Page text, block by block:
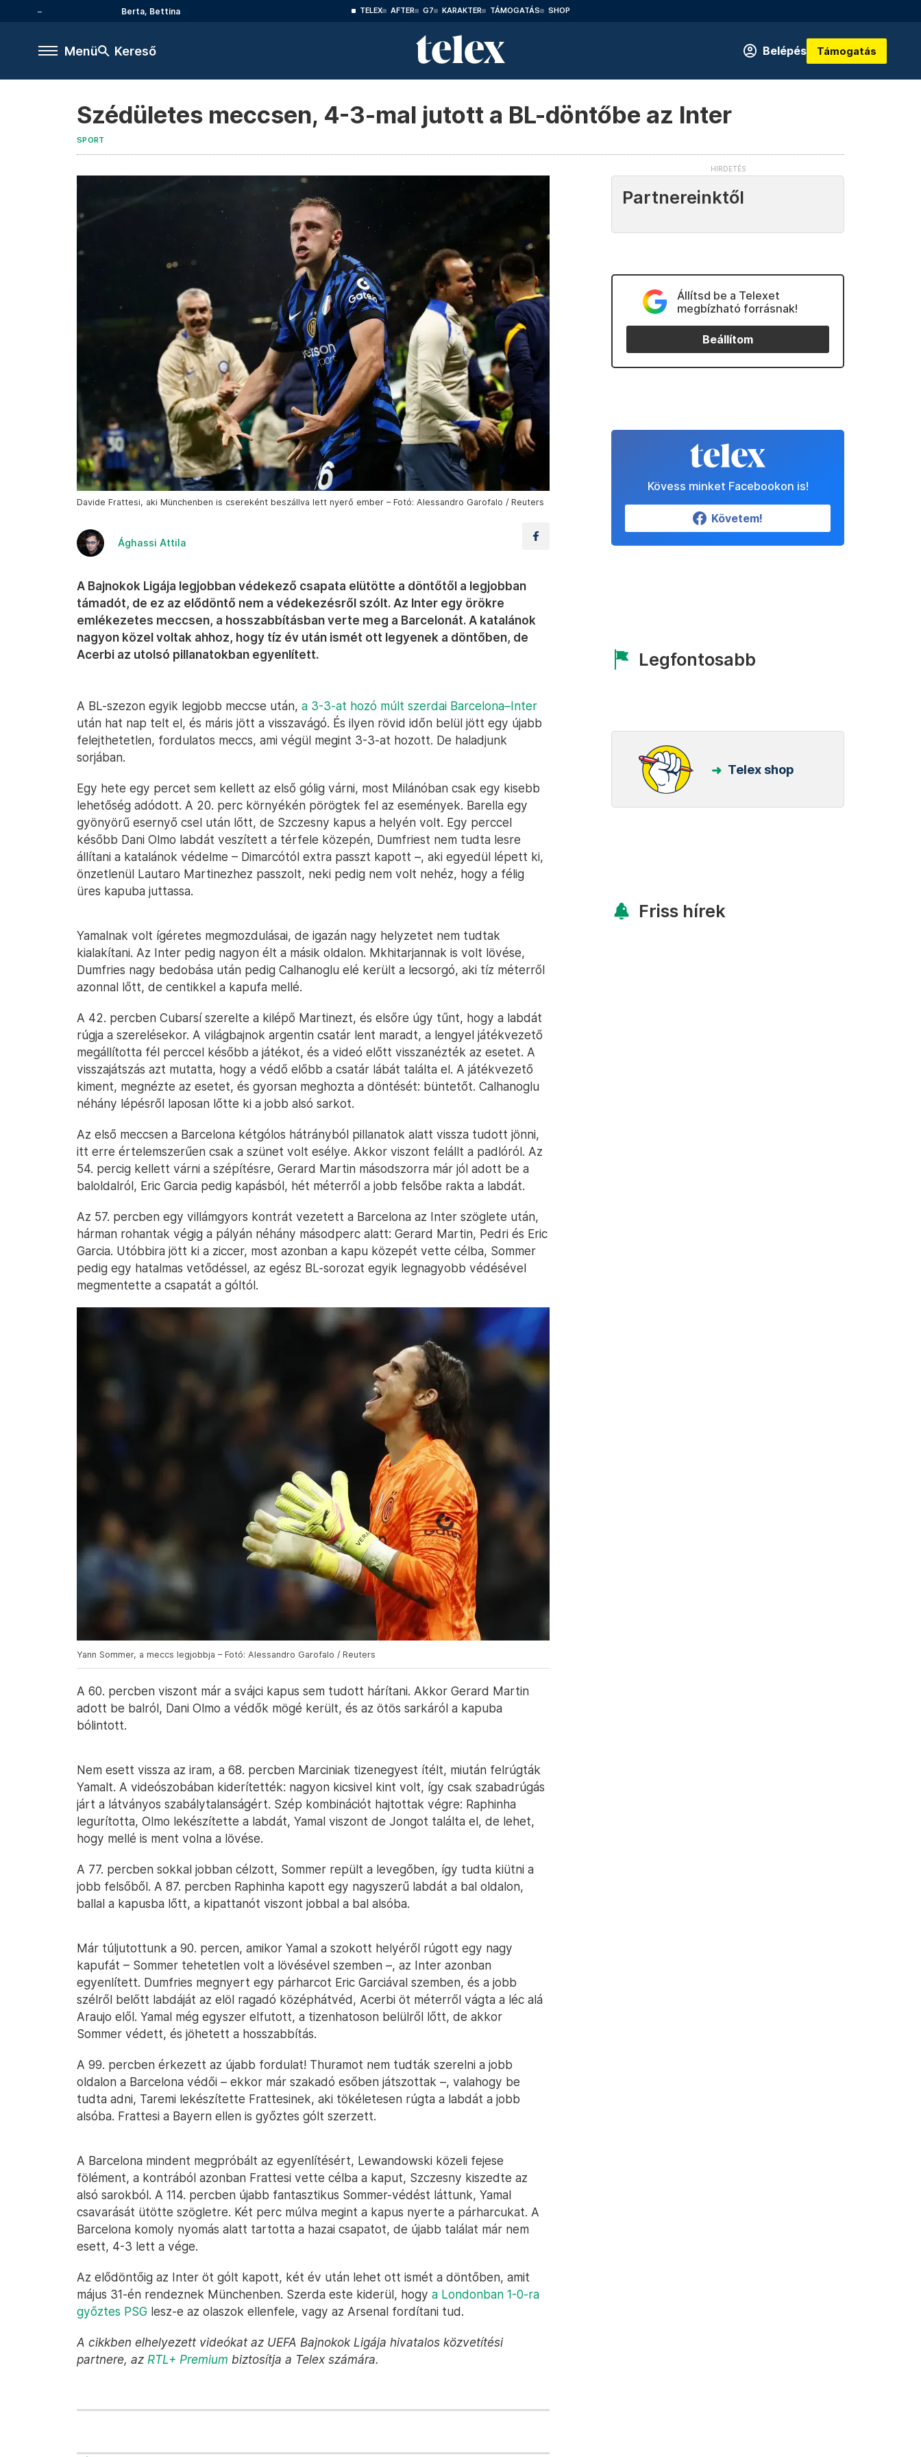
Berta, Bettina TELEX AFTER G7 KARAKTER TÁMOGATÁS SHOP
Menü Kereső Belépés Támogatás
Szédületes meccsen, 4-3-mal jutott a BL-döntőbe az Inter
SPORT
Davide Frattesi, aki Münchenben is csereként beszállva lett nyerő ember – Fotó: Alessandro Garofalo / Reuters
Ághassi Attila
A Bajnokok Ligája legjobban védekező csapata elütötte a döntőtől a legjobban
támadót, de ez az elődöntő nem a védekezésről szólt. Az Inter egy örökre
emlékezetes meccsen, a hosszabbításban verte meg a Barcelonát. A katalánok
nagyon közel voltak ahhoz, hogy tíz év után ismét ott legyenek a döntőben, de
Acerbi az utolsó pillanatokban egyenlített.
A BL-szezon egyik legjobb meccse után, a 3-3-at hozó múlt szerdai Barcelona–Inter
után hat nap telt el, és máris jött a visszavágó. És ilyen rövid időn belül jött egy újabb
felejthetetlen, fordulatos meccs, ami végül megint 3-3-at hozott. De haladjunk
sorjában.
Egy hete egy percet sem kellett az első gólig várni, most Milánóban csak egy kisebb
lehetőség adódott. A 20. perc környékén pörögtek fel az események. Barella egy
gyönyörű esernyő csel után lőtt, de Szczesny kapus a helyén volt. Egy perccel
később Dani Olmo labdát veszített a térfele közepén, Dumfriest nem tudta lesre
állítani a katalánok védelme – Dimarcótól extra passzt kapott –, aki egyedül lépett ki,
önzetlenül Lautaro Martinezhez passzolt, neki pedig nem volt nehéz, hogy a félig
üres kapuba juttassa.
Yamalnak volt ígéretes megmozdulásai, de igazán nagy helyzetet nem tudtak
kialakítani. Az Inter pedig nagyon élt a másik oldalon. Mkhitarjannak is volt lövése,
Dumfries nagy bedobása után pedig Calhanoglu elé került a lecsorgó, aki tíz méterről
azonnal lőtt, de centikkel a kapufa mellé.
A 42. percben Cubarsí szerelte a kilépő Martinezt, és elsőre úgy tűnt, hogy a labdát
rúgja a szerelésekor. A világbajnok argentin csatár lent maradt, a lengyel játékvezető
megállította fél perccel később a játékot, és a videó előtt visszanézték az esetet. A
visszajátszás azt mutatta, hogy a védő előbb a csatár lábát találta el. A játékvezető
kiment, megnézte az esetet, és gyorsan meghozta a döntését: büntetőt. Calhanoglu
néhány lépésről laposan lőtte ki a jobb alsó sarkot.
Az első meccsen a Barcelona kétgólos hátrányból pillanatok alatt vissza tudott jönni,
itt erre értelemszerűen csak a szünet volt esélye. Akkor viszont felállt a padlóról. Az
54. percig kellett várni a szépítésre, Gerard Martin másodszorra már jól adott be a
baloldalról, Eric Garcia pedig kapásból, hét méterről a jobb felsőbe rakta a labdát.
Az 57. percben egy villámgyors kontrát vezetett a Barcelona az Inter szöglete után,
hárman rohantak végig a pályán néhány másodperc alatt: Gerard Martin, Pedri és Eric
Garcia. Utóbbira jött ki a ziccer, most azonban a kapu közepét vette célba, Sommer
pedig egy hatalmas vetődéssel, az egész BL-sorozat egyik legnagyobb védésével
megmentette a csapatát a góltól.
Yann Sommer, a meccs legjobbja – Fotó: Alessandro Garofalo / Reuters
A 60. percben viszont már a svájci kapus sem tudott hárítani. Akkor Gerard Martin
adott be balról, Dani Olmo a védők mögé került, és az ötös sarkáról a kapuba
bólintott.
Nem esett vissza az iram, a 68. percben Marciniak tizenegyest ítélt, miután felrúgták
Yamalt. A videószobában kiderítették: nagyon kicsivel kint volt, így csak szabadrúgás
járt a látványos szabálytalanságért. Szép kombinációt hajtottak végre: Raphinha
legurította, Olmo lekészítette a labdát, Yamal viszont de Jongot találta el, de lehet,
hogy mellé is ment volna a lövése.
A 77. percben sokkal jobban célzott, Sommer repült a levegőben, így tudta kiütni a
jobb felsőből. A 87. percben Raphinha kapott egy nagyszerű labdát a bal oldalon,
ballal a kapusba lőtt, a kipattanót viszont jobbal a bal alsóba.
Már túljutottunk a 90. percen, amikor Yamal a szokott helyéről rúgott egy nagy
kapufát – Sommer tehetetlen volt a lövésével szemben –, az Inter azonban
egyenlített. Dumfries megnyert egy párharcot Eric Garciával szemben, és a jobb
szélről belőtt labdáját az elöl ragadó középhátvéd, Acerbi öt méterről vágta a léc alá
Araujo elől. Yamal még egyszer elfutott, a tizenhatoson belülről lőtt, de akkor
Sommer védett, és jöhetett a hosszabbítás.
A 99. percben érkezett az újabb fordulat! Thuramot nem tudták szerelni a jobb
oldalon a Barcelona védői – ekkor már szakadó esőben játszottak –, valahogy be
tudta adni, Taremi lekészítette Frattesinek, aki tökéletesen rúgta a labdát a jobb
alsóba. Frattesi a Bayern ellen is győztes gólt szerzett.
A Barcelona mindent megpróbált az egyenlítésért, Lewandowski közeli fejese
fölément, a kontrából azonban Frattesi vette célba a kaput, Szczesny kiszedte az
alsó sarokból. A 114. percben újabb fantasztikus Sommer-védést láttunk, Yamal
csavarását ütötte szögletre. Két perc múlva megint a kapus nyerte a párharcukat. A
Barcelona komoly nyomás alatt tartotta a hazai csapatot, de újabb találat már nem
esett, 4-3 lett a vége.
Az elődöntőig az Inter öt gólt kapott, két év után lehet ott ismét a döntőben, amit
május 31-én rendeznek Münchenben. Szerda este kiderül, hogy a Londonban 1-0-ra
győztes PSG lesz-e az olaszok ellenfele, vagy az Arsenal fordítani tud.
A cikkben elhelyezett videókat az UEFA Bajnokok Ligája hivatalos közvetítési
partnere, az RTL+ Premium biztosítja a Telex számára.
Partnereinktől
Állítsd be a Telexet
megbízható forrásnak!
Beállítom
Kövess minket Facebookon is!
Követem!
Legfontosabb
Telex shop
Friss hírek